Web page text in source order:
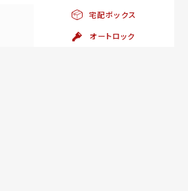
宅配ボックス
オートロック